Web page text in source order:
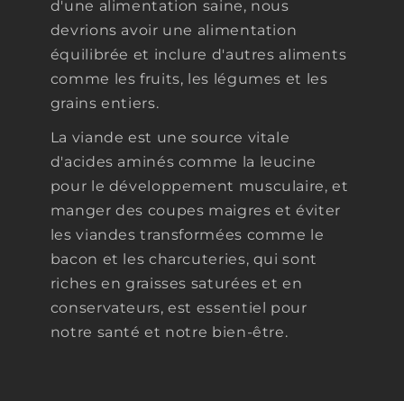
d'une alimentation saine, nous
devrions avoir une alimentation
équilibrée et inclure d'autres aliments
comme les fruits, les légumes et les
grains entiers.
La viande est une source vitale
d'acides aminés comme la leucine
pour le développement musculaire, et
manger des coupes maigres et éviter
les viandes transformées comme le
bacon et les charcuteries, qui sont
riches en graisses saturées et en
conservateurs, est essentiel pour
notre santé et notre bien-être.